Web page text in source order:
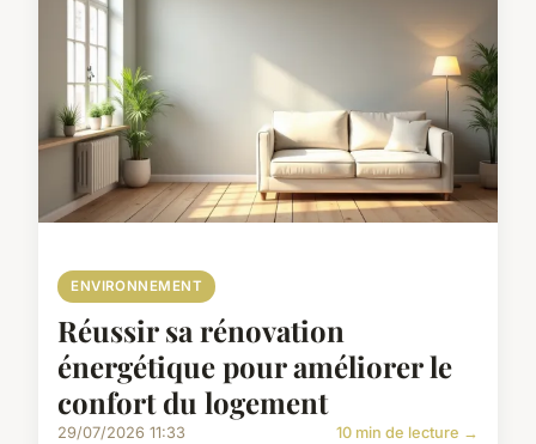
ENVIRONNEMENT
Réussir sa rénovation
énergétique pour améliorer le
confort du logement
29/07/2026 11:33 10 min de lecture →